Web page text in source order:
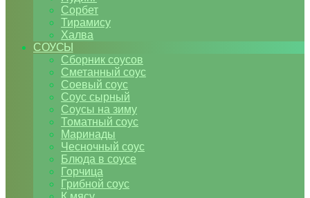
Сорбет
Тирамису
Халва
СОУСЫ
Сборник соусов
Сметанный соус
Соевый соус
Соус сырный
Соусы на зиму
Томатный соус
Маринады
Чесночный соус
Блюда в соусе
Горчица
Грибной соус